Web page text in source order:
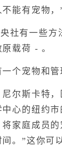
能有宠物，
有一些方
载荷 - 。
宠物和管
斯卡特，
心的纽约
家庭成员
。”这你可